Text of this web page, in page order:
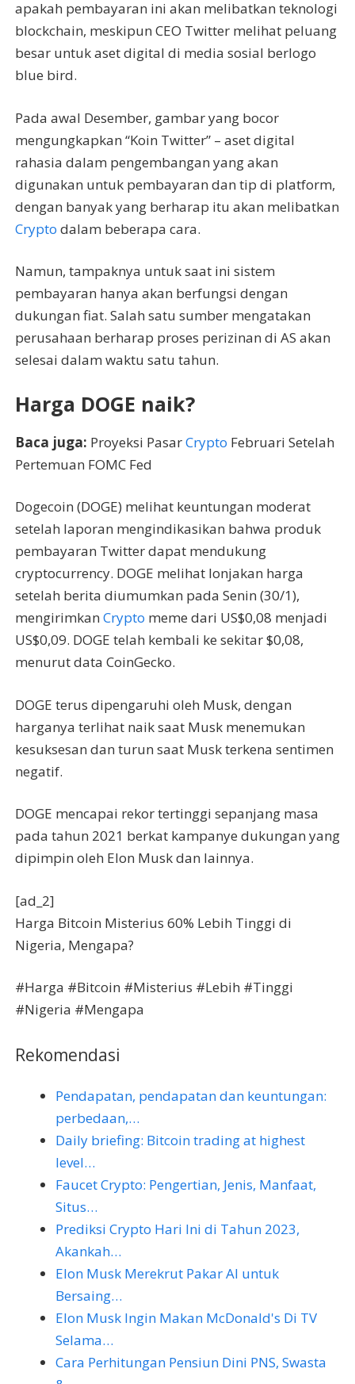
apakah pembayaran ini akan melibatkan teknologi
blockchain, meskipun CEO Twitter melihat peluang
besar untuk aset digital di media sosial berlogo
blue bird.
Pada awal Desember, gambar yang bocor
mengungkapkan “Koin Twitter” – aset digital
rahasia dalam pengembangan yang akan
digunakan untuk pembayaran dan tip di platform,
dengan banyak yang berharap itu akan melibatkan
Crypto dalam beberapa cara.
Namun, tampaknya untuk saat ini sistem
pembayaran hanya akan berfungsi dengan
dukungan fiat. Salah satu sumber mengatakan
perusahaan berharap proses perizinan di AS akan
selesai dalam waktu satu tahun.
Harga DOGE naik?
Baca juga: Proyeksi PasarCrypto Februari Setelah
Pertemuan FOMC Fed
Dogecoin (DOGE) melihat keuntungan moderat
setelah laporan mengindikasikan bahwa produk
pembayaran Twitter dapat mendukung
cryptocurrency. DOGE melihat lonjakan harga
setelah berita diumumkan pada Senin (30/1),
mengirimkan Crypto meme dari US$0,08 menjadi
US$0,09. DOGE telah kembali ke sekitar $0,08,
menurut data CoinGecko.
DOGE terus dipengaruhi oleh Musk, dengan
harganya terlihat naik saat Musk menemukan
kesuksesan dan turun saat Musk terkena sentimen
negatif.
DOGE mencapai rekor tertinggi sepanjang masa
pada tahun 2021 berkat kampanye dukungan yang
dipimpin oleh Elon Musk dan lainnya.
[ad_2]
Harga Bitcoin Misterius 60% Lebih Tinggi di
Nigeria, Mengapa?
#Harga #Bitcoin #Misterius #Lebih #Tinggi
#Nigeria #Mengapa
Rekomendasi
Pendapatan, pendapatan dan keuntungan:
perbedaan,…
Daily briefing: Bitcoin trading at highest
level…
Faucet Crypto: Pengertian, Jenis, Manfaat,
Situs…
Prediksi Crypto Hari Ini di Tahun 2023,
Akankah…
Elon Musk Merekrut Pakar AI untuk
Bersaing…
Elon Musk Ingin Makan McDonald's Di TV
Selama…
Cara Perhitungan Pensiun Dini PNS, Swasta